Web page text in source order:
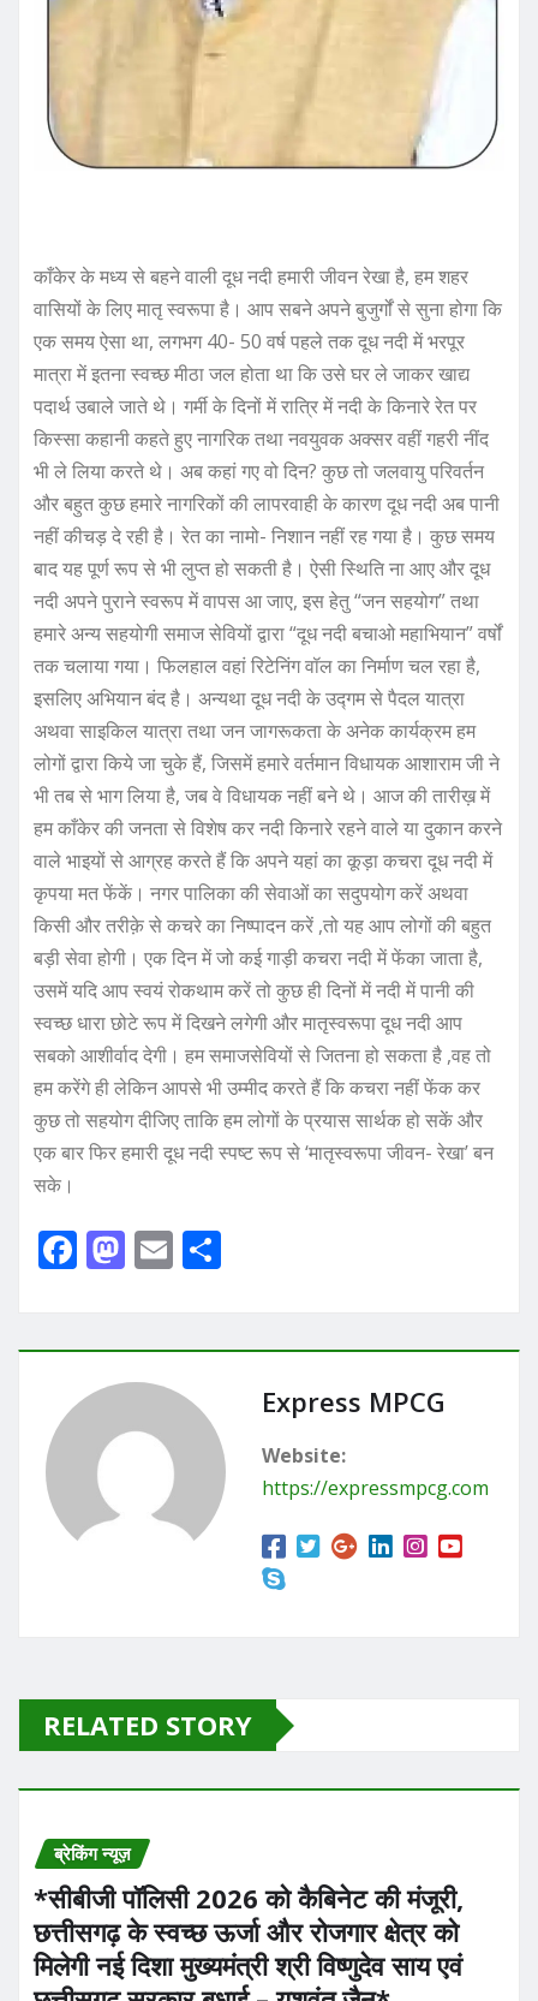
काँकेर के मध्य से बहने वाली दूध नदी हमारी जीवन रेखा है, हम शहर
वासियों के लिए मातृ स्वरूपा है। आप सबने अपने बुजुर्गों से सुना होगा कि
एक समय ऐसा था, लगभग 40- 50 वर्ष पहले तक दूध नदी में भरपूर
मात्रा में इतना स्वच्छ मीठा जल होता था कि उसे घर ले जाकर खाद्य
पदार्थ उबाले जाते थे। गर्मी के दिनों में रात्रि में नदी के किनारे रेत पर
किस्सा कहानी कहते हुए नागरिक तथा नवयुवक अक्सर वहीं गहरी नींद
भी ले लिया करते थे। अब कहां गए वो दिन? कुछ तो जलवायु परिवर्तन
और बहुत कुछ हमारे नागरिकों की लापरवाही के कारण दूध नदी अब पानी
नहीं कीचड़ दे रही है। रेत का नामो- निशान नहीं रह गया है। कुछ समय
बाद यह पूर्ण रूप से भी लुप्त हो सकती है। ऐसी स्थिति ना आए और दूध
नदी अपने पुराने स्वरूप में वापस आ जाए, इस हेतु “जन सहयोग” तथा
हमारे अन्य सहयोगी समाज सेवियों द्वारा “दूध नदी बचाओ महाभियान” वर्षों
तक चलाया गया। फिलहाल वहां रिटेनिंग वॉल का निर्माण चल रहा है,
इसलिए अभियान बंद है। अन्यथा दूध नदी के उद्गम से पैदल यात्रा
अथवा साइकिल यात्रा तथा जन जागरूकता के अनेक कार्यक्रम हम
लोगों द्वारा किये जा चुके हैं, जिसमें हमारे वर्तमान विधायक आशाराम जी ने
भी तब से भाग लिया है, जब वे विधायक नहीं बने थे। आज की तारीख़ में
हम काँकेर की जनता से विशेष कर नदी किनारे रहने वाले या दुकान करने
वाले भाइयों से आग्रह करते हैं कि अपने यहां का कूड़ा कचरा दूध नदी में
कृपया मत फेंकें। नगर पालिका की सेवाओं का सदुपयोग करें अथवा
किसी और तरीक़े से कचरे का निष्पादन करें ,तो यह आप लोगों की बहुत
बड़ी सेवा होगी। एक दिन में जो कई गाड़ी कचरा नदी में फेंका जाता है,
उसमें यदि आप स्वयं रोकथाम करें तो कुछ ही दिनों में नदी में पानी की
स्वच्छ धारा छोटे रूप में दिखने लगेगी और मातृस्वरूपा दूध नदी आप
सबको आशीर्वाद देगी। हम समाजसेवियों से जितना हो सकता है ,वह तो
हम करेंगे ही लेकिन आपसे भी उम्मीद करते हैं कि कचरा नहीं फेंक कर
कुछ तो सहयोग दीजिए ताकि हम लोगों के प्रयास सार्थक हो सकें और
एक बार फिर हमारी दूध नदी स्पष्ट रूप से ‘मातृस्वरूपा जीवन- रेखा’ बन
सके।
F
e
b
o
k
M
o
o
E
l e
Express MPCG
Website:
https://expressmpcg.com
RELATED STORY
ब्रेकिंग न्यूज़
*सीबीजी पॉलिसी 2026 को कैबिनेट की मंजूरी,
छत्तीसगढ़ के स्वच्छ ऊर्जा और रोजगार क्षेत्र को
मिलेगी नई दिशा मुख्यमंत्री श्री विष्णुदेव साय एवं